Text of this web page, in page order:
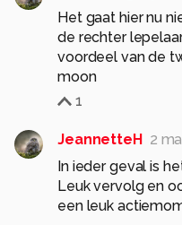
Het gaat hier nu
de rechter
voordeel van de
moon
1
JeannetteH 2
In ieder geval is
Leuk vervolg en
een leuk